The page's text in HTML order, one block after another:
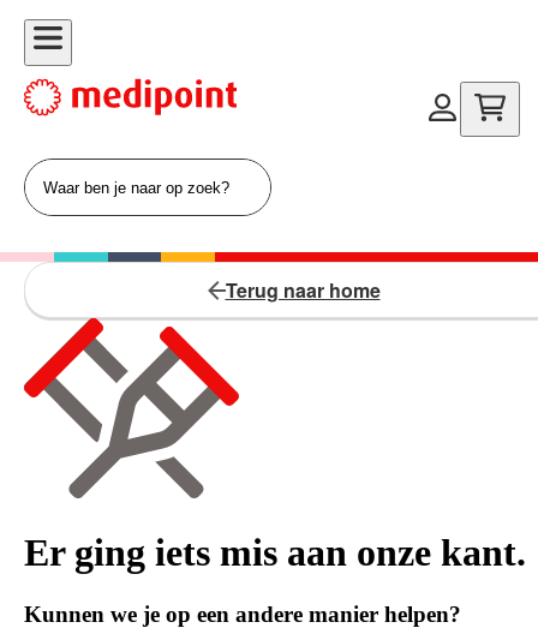
Terug naar home
Er ging iets mis aan onze kant.
Kunnen we je op een andere manier helpen?